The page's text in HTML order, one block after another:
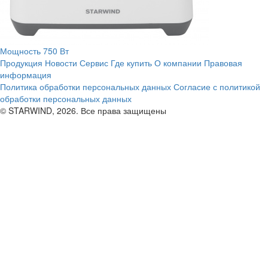
Мощность 750 Вт
Продукция Новости Сервис Где купить О компании Правовая
информация
Политика обработки персональных данных Согласие с политикой
обработки персональных данных
© STARWIND, 2026. Все права защищены